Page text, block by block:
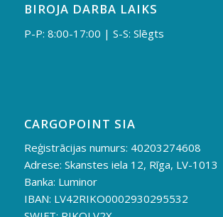
BIROJA DARBA LAIKS
P-P: 8:00-17:00 | S-S: Slēgts
CARGOPOINT SIA
Reģistrācijas numurs: 40203274608
Adrese: Skanstes iela 12, Rīga, LV-1013
Banka: Luminor
IBAN: LV42RIKO0002930295532